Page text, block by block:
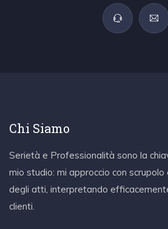
Chi Siamo
Serietà e Professionalità sono la
mio studio: mi approccio con
degli atti, interpretando
clienti.